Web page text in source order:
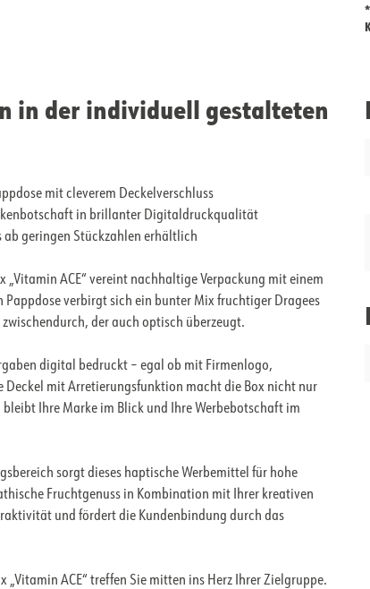
in der individuell gestalteten
mit cleverem Deckelverschluss
in brillanter Digitaldruckqualität
ab geringen Stückzahlen erhältlich
ACE“ vereint nachhaltige Verpackung mit einem
verbirgt sich ein bunter Mix fruchtiger Dragees
der auch optisch überzeugt.
digital bedruckt – egal ob mit Firmenlogo,
mit Arretierungsfunktion macht die Box nicht nur
Ihre Marke im Blick und Ihre Werbebotschaft im
sorgt dieses haptische Werbemittel für hohe
Fruchtgenuss in Kombination mit Ihrer kreativen
und fördert die Kundenbindung durch das
ACE“ treffen Sie mitten ins Herz Ihrer Zielgruppe.